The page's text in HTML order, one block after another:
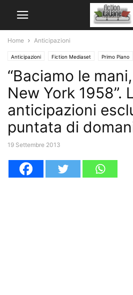
Home Anticipazioni
Anticipazioni Fiction Mediaset Primo Piano
“Baciamo le
New York 1958”.
anticipazioni
puntata di
19 Settembre 2013